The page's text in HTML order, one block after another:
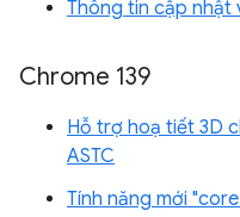
Thông tin cập nhật
Chrome 139
Hỗ trợ hoạ tiết 3D
ASTC
Tính năng mới